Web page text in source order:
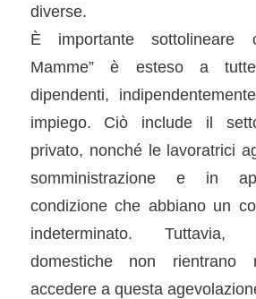
diverse.
È importante sottolineare
Mamme” è esteso a
dipendenti,
impiego. Ciò include il
privato, nonché le lavoratrici
somministrazione e in
condizione che abbiano un
indeterminato.
domestiche non
accedere a questa